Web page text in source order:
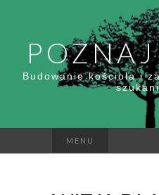
Budowanie kościoła i
MENU